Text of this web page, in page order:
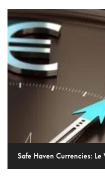
Safe Haven Currencies: